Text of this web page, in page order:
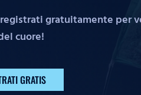
gratuitamente per
cuore!
GRATIS